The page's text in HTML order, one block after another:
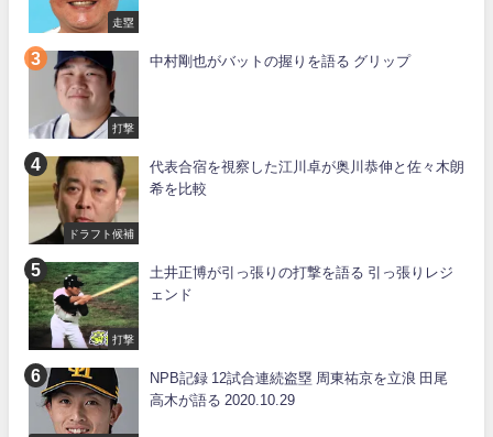
走塁
打撃
中村剛也がバットの握りを語る グリップ
ドラフト候補
代表合宿を視察した江川卓が奥川恭伸と佐々木朗
希を比較
打撃
土井正博が引っ張りの打撃を語る 引っ張りレジ
ェンド
NPB記録 12試合連続盗塁 周東祐京を立浪 田尾
高木が語る 2020.10.29